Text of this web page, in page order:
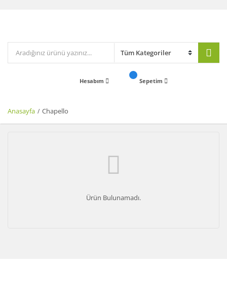
Hesabım Sepetim
Anasayfa Chapello
Ürün Bulunamadı.